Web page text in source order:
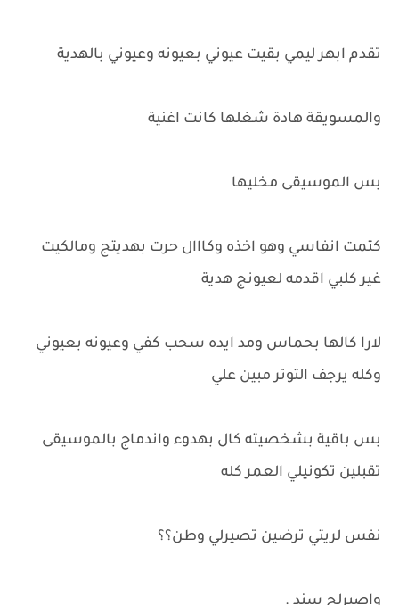
تقدم ابهر ليمي بقيت عيوني بعيونه وعيوني بالهدية
والمسويقة هادة شغلها كانت اغنية
بس الموسيقى مخليها
كتمت انفاسي وهو اخذه وكااال حرت بهديتج ومالكيت
غير كلبي اقدمه لعيونج هدية
لارا كالها بحماس ومد ايده سحب كفي وعيونه بعيوني
وكله يرجف التوتر مبين علي
بس باقية بشخصيته كال بهدوء واندماج بالموسيقى
تقبلين تكونيلي العمر كله
نفس لريتي ترضين تصيرلي وطن؟؟
واصيرلج سند .